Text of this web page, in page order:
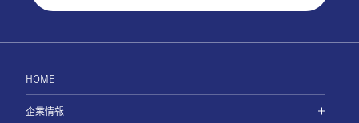
HOME
企業情報